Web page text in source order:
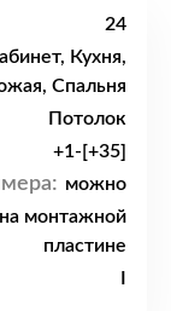
24
Кухня,
Спальня
Потолок
+1-[+35]
можно
на монтажной
пластине